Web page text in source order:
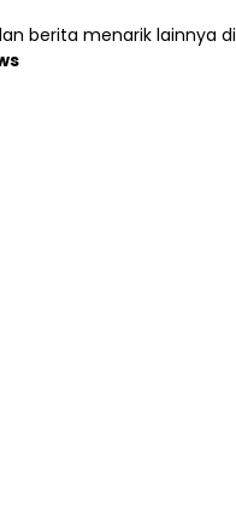
berita menarik lainnya di